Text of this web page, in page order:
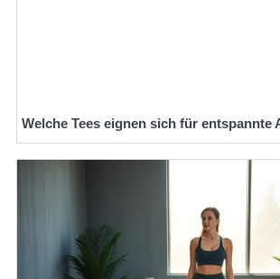
Welche Tees eignen sich für entspannte